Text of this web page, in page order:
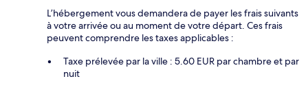
L’hébergement vous demandera de payer les frais suivants
à votre arrivée ou au moment de votre départ. Ces frais
peuvent comprendre les taxes applicables :
Taxe prélevée par la ville : 5.60 EUR par chambre et par
nuit